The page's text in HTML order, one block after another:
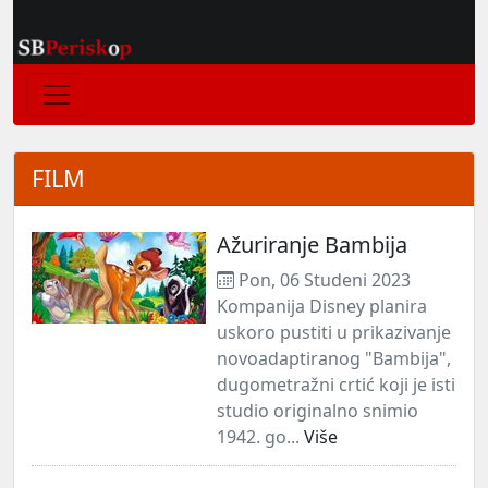
FILM
Ažuriranje Bambija
Pon, 06 Studeni 2023
Kompanija Disney planira
uskoro pustiti u prikazivanje
novoadaptiranog "Bambija",
dugometražni crtić koji je isti
studio originalno snimio
1942. go... Više